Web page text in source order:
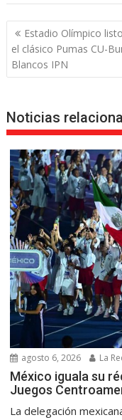
Navegación
de
entradas
Estadio Olímpico
el clásico Pumas CU-
Blancos IPN
Noticias
agosto 6, 2026 La
México iguala su
Juegos
La delegación